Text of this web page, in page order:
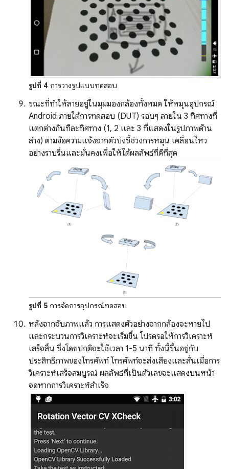
รูปที่ 4 การวางรูปแบบทดสอบ
ขณะที่ทำให้ลายอยู่ในมุมมองกล้องทั้งหมด ให้หมุนอุปกรณ์
Android ภายใต้การทดสอบ (DUT) รอบๆ ลายใน 3 ทิศทางที่
แตกต่างกันทีละทิศทาง (1, 2 และ 3 ที่แสดงในรูปภาพด้าน
ล่าง) ตามข้อความแจ้งจากตัวบ่งชี้ช่วงการหมุน เคลื่อนไหว
อย่างราบรื่นและมั่นคงเพื่อให้ได้ผลลัพธ์ที่ดีที่สุด
รูปที่ 5 การจัดการอุปกรณ์ทดสอบ
หลังจากจับภาพแล้ว การแสดงตัวอย่างจากกล้องจะหายไป
และกระบวนการวิเคราะห์จะเริ่มขึ้น โปรดรอให้การวิเคราะห์
เสร็จสิ้น ซึ่งโดยปกติจะใช้เวลา 1-5 นาที ทั้งนี้ขึ้นอยู่กับ
ประสิทธิภาพของโทรศัพท์ โทรศัพท์จะส่งเสียงและสั่นเมื่อการ
วิเคราะห์เสร็จสมบูรณ์ ผลลัพธ์ที่เป็นตัวเลขจะแสดงบนหน้า
จอหากการวิเคราะห์สําเร็จ